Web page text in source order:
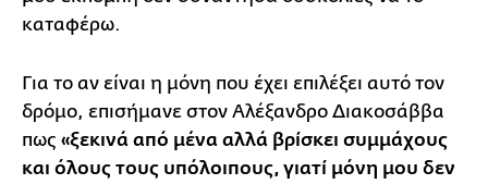
καταφέρω.
Για το αν είναι η μόνη που έχει επιλέξει αυτό τον
δρόμο, επισήμανε στον Αλέξανδρο Διακοσάββα
πως «ξεκινά από μένα αλλά βρίσκει συμμάχους
και όλους τους υπόλοιπους, γιατί μόνη μου δεν